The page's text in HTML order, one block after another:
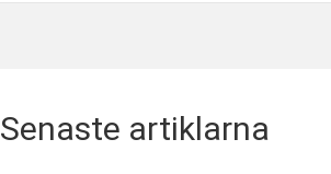
Senaste artiklarna